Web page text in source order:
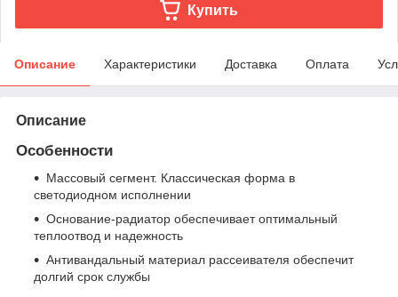
Купить
Описание Характеристики Доставка Оплата
Описание
Особенности
Массовый сегмент. Классическая форма в
светодиодном исполнении
Основание-радиатор обеспечивает оптимальный
теплоотвод и надежность
Антивандальный материал рассеивателя обеспечит
долгий срок службы